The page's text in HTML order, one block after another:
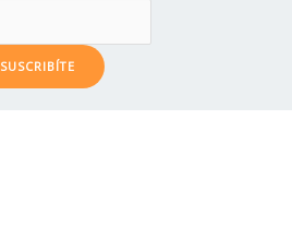
SUSCRIBÍTE